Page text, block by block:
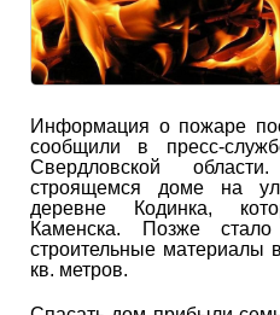
Информация о пожаре
сообщили в пресс-
Свердловской
строящемся доме на
деревне Кодинка,
Каменска. Позже
строительные материалы
кв. метров.